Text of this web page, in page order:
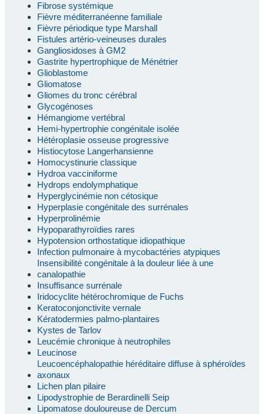
Fibrose systémique
Fièvre méditerranéenne familiale
Fièvre périodique type Marshall
Fistules artério-veineuses durales
Gangliosidoses à GM2
Gastrite hypertrophique de Ménétrier
Glioblastome
Gliomatose
Gliomes du tronc cérébral
Glycogénoses
Hémangiome vertébral
Hemi-hypertrophie congénitale isolée
Hétéroplasie osseuse progressive
Histiocytose Langerhansienne
Homocystinurie classique
Hydroa vacciniforme
Hydrops endolymphatique
Hyperglycinémie non cétosique
Hyperplasie congénitale des surrénales
Hyperprolinémie
Hypoparathyroïdies rares
Hypotension orthostatique idiopathique
Infection pulmonaire à mycobactéries atypiques
Insensibilité congénitale à la douleur liée à une
canalopathie
Insuffisance surrénale
Iridocyclite hétérochromique de Fuchs
Keratoconjonctivite vernale
Kératodermies palmo-plantaires
Kystes de Tarlov
Leucémie chronique à neutrophiles
Leucinose
Leucoencéphalopathie héréditaire diffuse à sphéroïdes
axonaux
Lichen plan pilaire
Lipodystrophie de Berardinelli Seip
Lipomatose douloureuse de Dercum